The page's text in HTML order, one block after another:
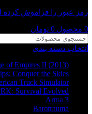
رمز عبور را فراموش کرده
0 محصول 0 تومان
انتخاب دسته بندی
of Empires II (2013)
Conquer the Skies
Truck Simulator
Survival Evolved
Arma 3
Barotrauma